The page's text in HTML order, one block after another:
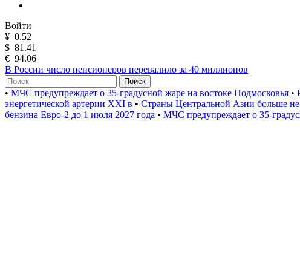
Войти
¥ 0.52
$ 81.41
€ 94.06
В России число пенсионеров перевалило за 40 миллионов
Поиск
• МЧС предупреждает о 35-градусной жаре на востоке Подмосковья •
энергетической артерии XXI в • Страны Центральной Азии больше не
бензина Евро-2 до 1 июля 2027 года • МЧС предупреждает о 35-